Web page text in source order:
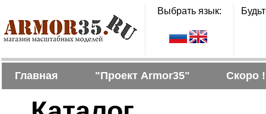
Выбрать язык:
Главная "Проект Armor35" Скоро !